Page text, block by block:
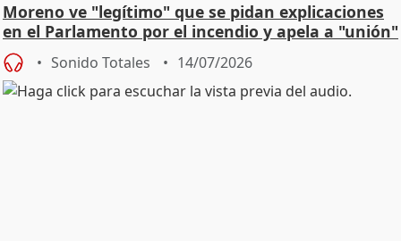
Moreno ve "legítimo" que se pidan explicaciones
en el Parlamento por el incendio y apela a "unión"
y
Sonido Totales 14/07/2026